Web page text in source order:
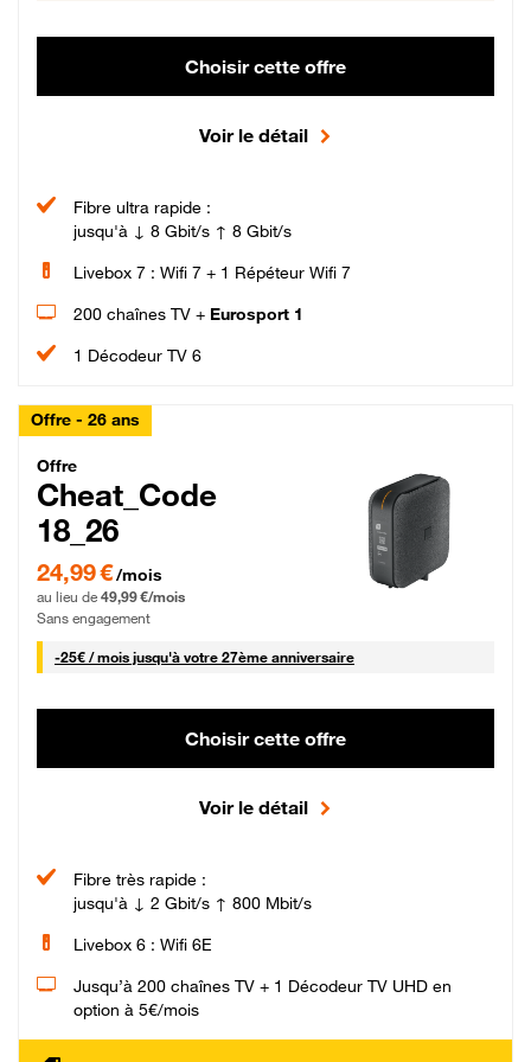
Choisir cette offre
Voir le détail
Fibre ultra rapide :
jusqu'à ↓ 8 Gbit/s ↑ 8 Gbit/s
Livebox 7 : Wifi 7 + 1 Répéteur Wifi 7
200 chaînes TV + Eurosport 1
1 Décodeur TV 6
Offre - 26 ans
Cheat_Code Fibre_18_26
Offre
Cheat_Code
18_26
24,99 € par mois pendant 0 mois puis 49,99 € par mois, Sans engagement
24,99 €/mois
au lieu de 49,99 €/mois
Sans engagement
-25€ / mois25 € par mois
jusqu'à votre 27ème anniversaire
Choisir cette offre
Voir le détail
Fibre très rapide :
jusqu'à ↓ 2 Gbit/s ↑ 800 Mbit/s
Livebox 6 : Wifi 6E
Jusqu’à 200 chaînes TV + 1 Décodeur TV UHD en
option à 5€/mois